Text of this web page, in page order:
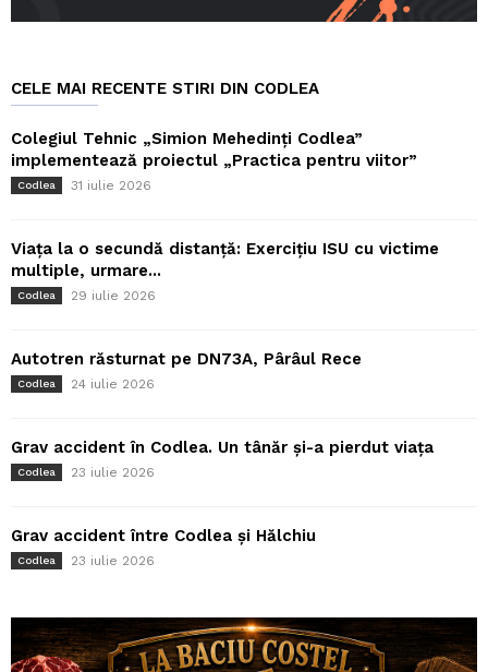
CELE MAI RECENTE STIRI DIN CODLEA
Colegiul Tehnic „Simion Mehedinți Codlea”
implementează proiectul „Practica pentru viitor”
Codlea 31 iulie 2026
Viața la o secundă distanță: Exercițiu ISU cu victime
multiple, urmare...
Codlea 29 iulie 2026
Autotren răsturnat pe DN73A, Pârâul Rece
Codlea 24 iulie 2026
Grav accident în Codlea. Un tânăr și-a pierdut viața
Codlea 23 iulie 2026
Grav accident între Codlea și Hălchiu
Codlea 23 iulie 2026